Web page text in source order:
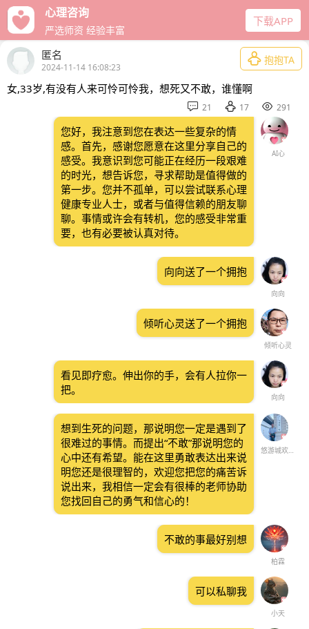
心理咨询
严选师资 经验丰富
下载APP
匿名
2024-11-14 16:08:23
 抱抱TA
女,33岁,有没有人来可怜可怜我，想死又不敢，谁懂啊
 21  17  291
AI心
您好，我注意到您在表达一些复杂的情
感。首先，感谢您愿意在这里分享自己的
感受。我意识到您可能正在经历一段艰难
的时光，想告诉您，寻求帮助是值得做的
第一步。您并不孤单，可以尝试联系心理
健康专业人士，或者与值得信赖的朋友聊
聊。事情或许会有转机，您的感受非常重
要，也有必要被认真对待。
向向
向向送了一个拥抱
倾听心灵
倾听心灵送了一个拥抱
向向
看见即疗愈。伸出你的手，会有人拉你一
把。
悠游城欢迎您
想到生死的问题，那说明您一定是遇到了
很难过的事情。而提出“不敢”那说明您的
心中还有希望。能在这里勇敢表达出来说
明您还是很理智的，欢迎您把您的痛苦诉
说出来，我相信一定会有很棒的老师协助
您找回自己的勇气和信心的！
柏霖
不敢的事最好别想
小天
可以私聊我